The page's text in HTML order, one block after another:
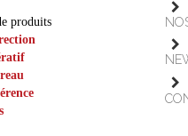
produits